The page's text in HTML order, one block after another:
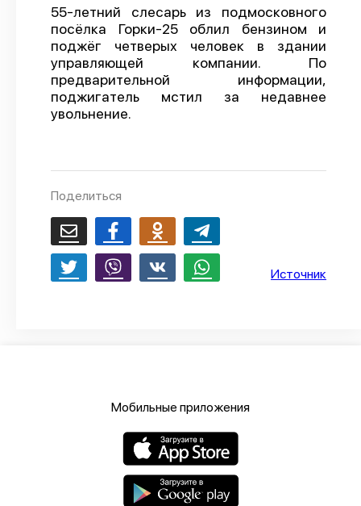
Трудовые конфликты
Отчеты
Предложить публикацию
О проекте
Политика конфиденциальности
55-летний слесарь из подмосковного
посёлка Горки-25 облил бензином и
поджёг четверых человек в здании
управляющей компании. По
предварительной информации,
поджигатель мстил за недавнее
увольнение.
Поделиться
Источник
Мобильные приложения